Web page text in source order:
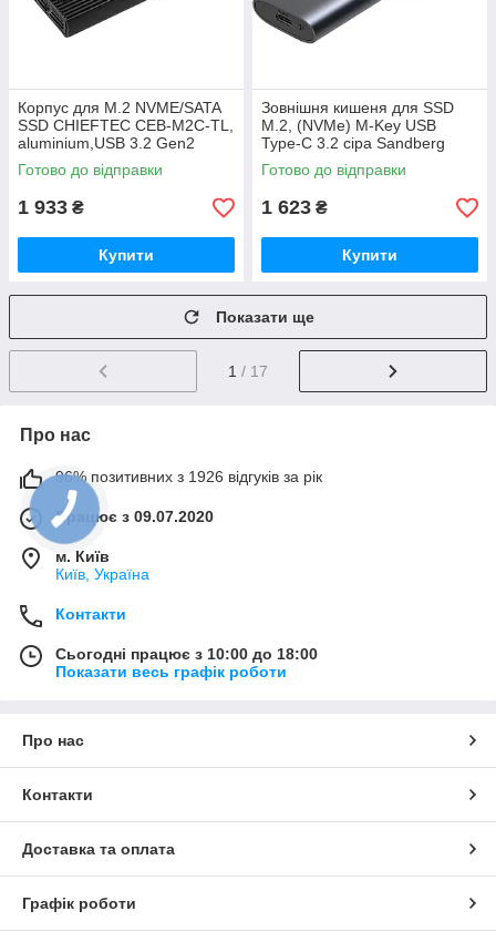
Корпус для M.2 NVME/SATA
SSD CHIEFTEC CEB-M2C-TL,
aluminium,USB 3.2 Gen2
Type-C, RETAIL
Готово до відправки
1 933 ₴
Купити
Зовнішня кишеня для SSD
M.2, (NVMe) M-Key USB
Type-C 3.2 сіра Sandberg
(136-39)
Готово до відправки
1 623 ₴
Купити
Показати ще
1 / 17
Про нас
96% позитивних з 1926 відгуків за рік
Працює з 09.07.2020
м. Київ
Київ, Україна
Контакти
Сьогодні працює з 10:00 до 18:00
Показати весь графік роботи
Про нас
Контакти
Доставка та оплата
Графік роботи